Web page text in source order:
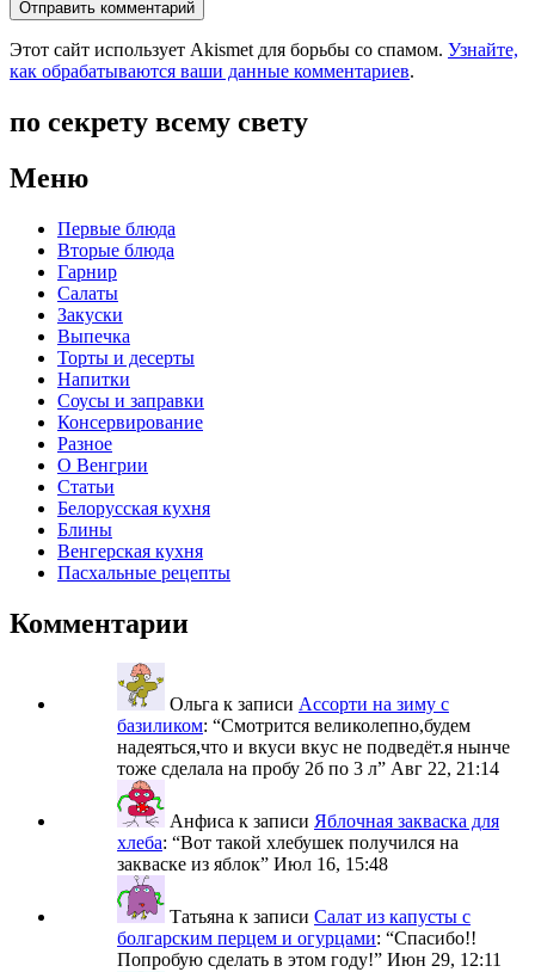
Этот сайт использует Akismet для борьбы со спамом. Узнайте,
как обрабатываются ваши данные комментариев.
по секрету всему свету
Меню
Первые блюда
Вторые блюда
Гарнир
Салаты
Закуски
Выпечка
Торты и десерты
Напитки
Соусы и заправки
Консервирование
Разное
О Венгрии
Статьи
Белорусская кухня
Блины
Венгерская кухня
Пасхальные рецепты
Комментарии
Ольга к записи Ассорти на зиму с
базиликом: “Смотрится великолепно,будем
надеяться,что и вкуси вкус не подведёт.я нынче
тоже сделала на пробу 2б по 3 л” Авг 22, 21:14
Анфиса к записи Яблочная закваска для
хлеба: “Вот такой хлебушек получился на
закваске из яблок” Июл 16, 15:48
Татьяна к записи Салат из капусты с
болгарским перцем и огурцами: “Спасибо!!
Попробую сделать в этом году!” Июн 29, 12:11